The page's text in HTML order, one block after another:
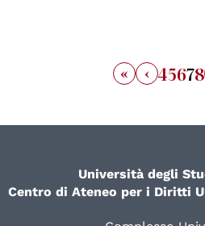
« ‹ 45678
Università degli
Centro di Ateneo per i Diritti